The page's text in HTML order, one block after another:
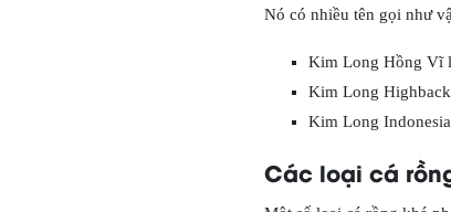
Nó có nhiều tên gọi như
Kim Long Hồng Vĩ
Kim Long
Kim Long
Các loại cá